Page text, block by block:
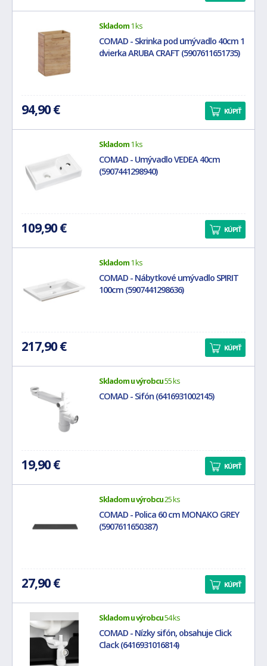
Skladom1 ks
COMAD - Skrinka pod umývadlo 40cm 1
dvierka ARUBA CRAFT (5907611651735)
94,90 € KÚPIŤ
Skladom1 ks
COMAD - Umývadlo VEDEA 40cm
(5907441298940)
109,90 € KÚPIŤ
Skladom1 ks
COMAD - Nábytkové umývadlo SPIRIT
100cm (5907441298636)
217,90 € KÚPIŤ
Skladom u výrobcu55 ks
COMAD - Sifón (6416931002145)
19,90 € KÚPIŤ
Skladom u výrobcu25 ks
COMAD - Polica 60 cm MONAKO GREY
(5907611650387)
27,90 € KÚPIŤ
Skladom u výrobcu54 ks
COMAD - Nízky sifón, obsahuje Click
Clack (6416931016814)